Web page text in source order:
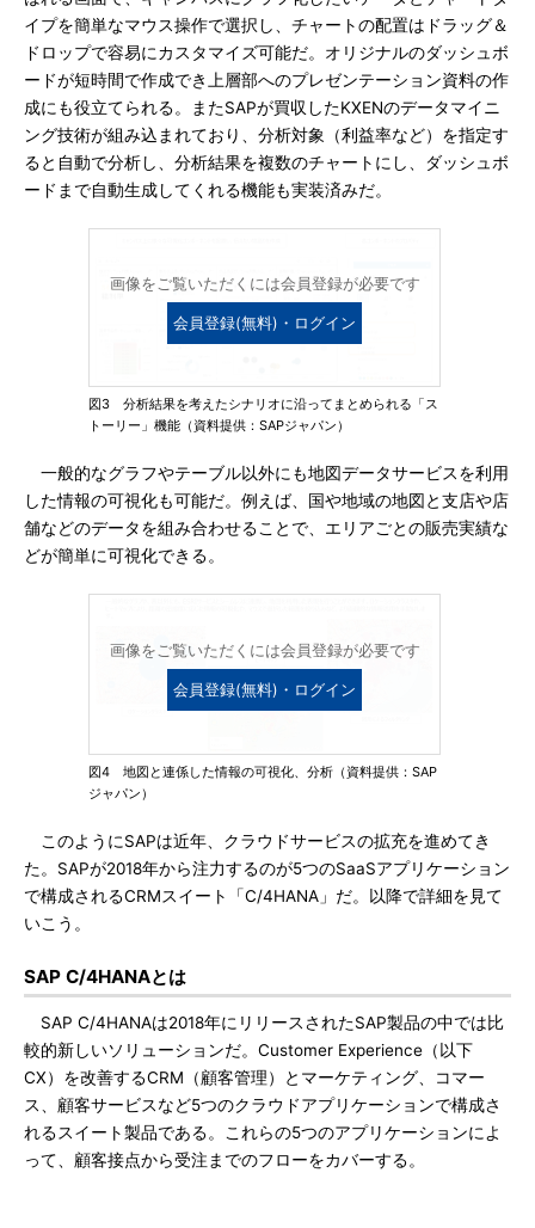
イプを簡単なマウス操作で選択し、チャートの配置はドラッグ＆
ドロップで容易にカスタマイズ可能だ。オリジナルのダッシュボ
ードが短時間で作成でき上層部へのプレゼンテーション資料の作
成にも役立てられる。またSAPが買収したKXENのデータマイニ
ング技術が組み込まれており、分析対象（利益率など）を指定す
ると自動で分析し、分析結果を複数のチャートにし、ダッシュボ
ードまで自動生成してくれる機能も実装済みだ。
画像をご覧いただくには会員登録が必要です
会員登録(無料)・ログイン
図3 分析結果を考えたシナリオに沿ってまとめられる「ス
トーリー」機能（資料提供：SAPジャパン）
一般的なグラフやテーブル以外にも地図データサービスを利用
した情報の可視化も可能だ。例えば、国や地域の地図と支店や店
舗などのデータを組み合わせることで、エリアごとの販売実績な
どが簡単に可視化できる。
画像をご覧いただくには会員登録が必要です
会員登録(無料)・ログイン
図4 地図と連係した情報の可視化、分析（資料提供：SAP
ジャパン）
このようにSAPは近年、クラウドサービスの拡充を進めてき
た。SAPが2018年から注力するのが5つのSaaSアプリケーション
で構成されるCRMスイート「C/4HANA」だ。以降で詳細を見て
いこう。
SAP C/4HANAとは
SAP C/4HANAは2018年にリリースされたSAP製品の中では比
較的新しいソリューションだ。Customer Experience（以下
CX）を改善するCRM（顧客管理）とマーケティング、コマー
ス、顧客サービスなど5つのクラウドアプリケーションで構成さ
れるスイート製品である。これらの5つのアプリケーションによ
って、顧客接点から受注までのフローをカバーする。